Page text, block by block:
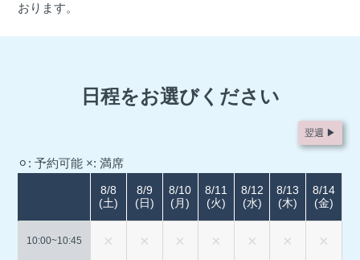
おります。
日程をお選びください
⚪︎: 予約可能 ×: 満席
翌週 ▶︎
10:00~10:45
8/8
(土)
8/9
(日)
8/10
(月)
8/11
(火)
8/12
(水)
8/13
(木)
8/14
(金)